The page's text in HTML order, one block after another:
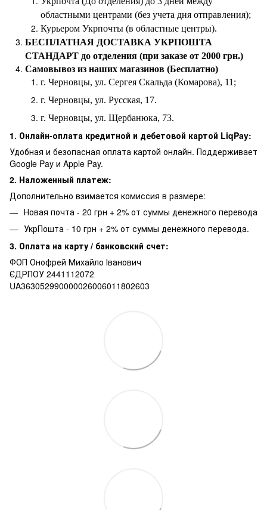
областными центрами (без учета дня отправления);
Курьером Укрпочты (в областные центры).
БЕСПЛАТНАЯ ДОСТАВКА УКРПОШТА
СТАНДАРТ до отделения (при заказе от 2000 грн.)
Самовывоз из наших магазинов (Бесплатно)
г. Черновцы, ул. Сергея Скальда (Комарова), 11;
г. Черновцы, ул. Русская, 17.
г. Черновцы, ул. Щербанюка, 73.
1. Онлайн-оплата кредитной и дебетовой картой LiqPay:
Удобная и безопасная оплата картой онлайн. Поддерживает
Google Pay и Apple Pay.
2. Наложенный платеж:
Дополнительно взимается комиссия в размере:
Новая почта - 20 грн + 2% от суммы денежного перевода
УкрПошта - 10 грн + 2% от суммы денежного перевода.
3. Оплата на карту / банковский счет:
ФОП Онофрей Михайло Іванович
ЄДРПОУ 2441112072
UA363052990000026006011802603